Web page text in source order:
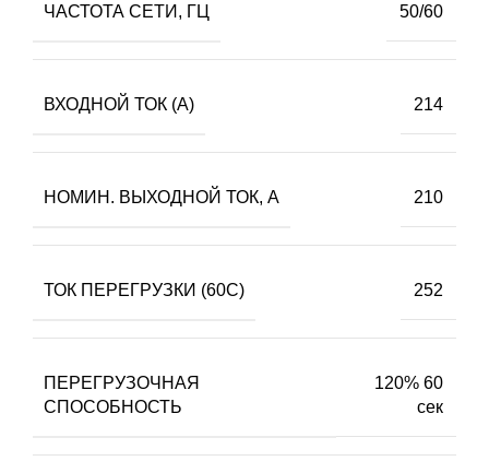
ЧАСТОТА СЕТИ, ГЦ 50/60
ВХОДНОЙ ТОК (А) 214
НОМИН. ВЫХОДНОЙ ТОК, А 210
ТОК ПЕРЕГРУЗКИ (60С) 252
ПЕРЕГРУЗОЧНАЯ
СПОСОБНОСТЬ
120% 60
сек